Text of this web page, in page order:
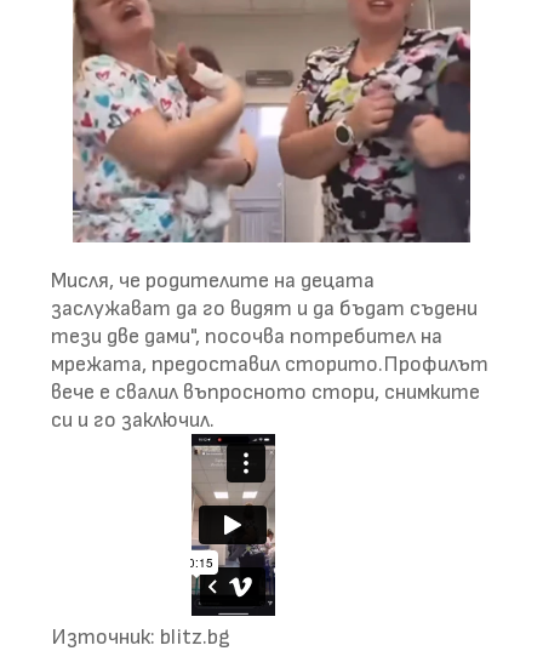
Мисля, че родителите на децата
заслужават да го видят и да бъдат съдени
тези две дами", посочва потребител на
мрежата, предоставил сторито.Профилът
вече е свалил въпросното стори, снимките
си и го заключил.
Източник: blitz.bg